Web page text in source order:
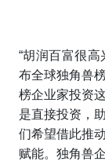
“胡润百富很
布全球独角兽
榜企业家投资
是直接投资，
们希望借此推
赋能。独角兽